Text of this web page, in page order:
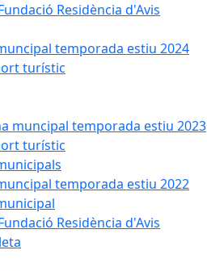
Residència d'Avis
temporada estiu 2024
turístic
muncipal temporada estiu 2023
turístic
temporada estiu 2022
Residència d'Avis